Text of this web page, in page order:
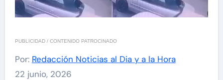
PUBLICIDAD / CONTENIDO PATROCINADO
Por: Redacción Noticias al Dia y a la Hora
22 junio, 2026